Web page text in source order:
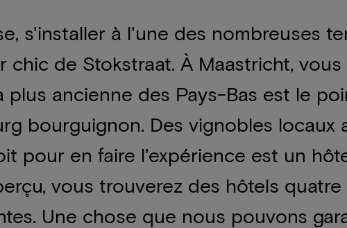
s'installer à l'une des nombreuses
de Stokstraat. À Maastricht,
plus ancienne des Pays-Bas est le
bourguignon. Des vignobles locaux
pour en faire l'expérience est un
vous trouverez des hôtels
Une chose que nous pouvons